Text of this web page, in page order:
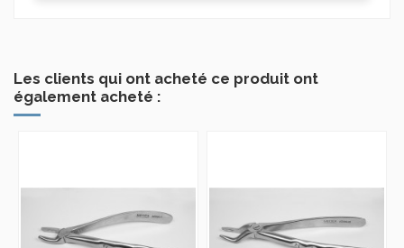
Les clients qui ont acheté ce produit ont
également acheté :